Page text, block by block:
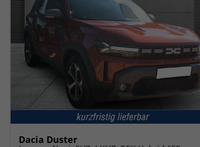
Dacia Duster